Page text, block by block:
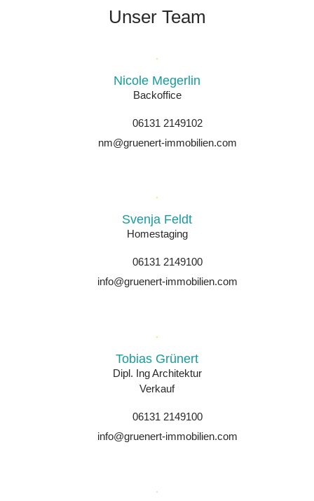
Unser Team
Nicole Megerlin
Backoffice
06131 2149102
nm@gruenert-immobilien.com
Svenja Feldt
Homestaging
06131 2149100
info@gruenert-immobilien.com
Tobias Grünert
Dipl. Ing Architektur
Verkauf
06131 2149100
info@gruenert-immobilien.com